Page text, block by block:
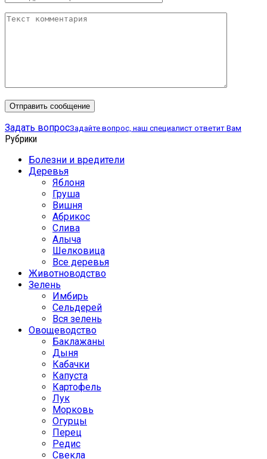
Задать вопросЗадайте вопрос, наш специалист ответит Вам
Рубрики
Болезни и вредители
Деревья
Яблоня
Груша
Вишня
Абрикос
Слива
Алыча
Шелковица
Все деревья
Животноводство
Зелень
Имбирь
Сельдерей
Вся зелень
Овощеводство
Баклажаны
Дыня
Кабачки
Капуста
Картофель
Лук
Морковь
Огурцы
Перец
Редис
Свекла